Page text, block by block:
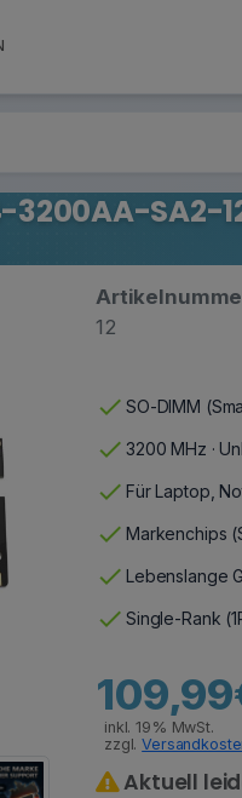
SA2-
12
check SO-DIMM
check 3200 MHz ·
check Für Laptop,
check Markenchips
check Lebenslange
check Single-Rank
inkl. 19% MwSt.
zzgl.
Aktuell